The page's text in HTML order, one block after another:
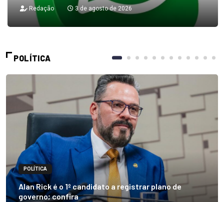
Redação 3 de agosto de 2026
POLÍTICA
POLÍTICA
Alan Rick é o 1º candidato a registrar plano de
governo; confira